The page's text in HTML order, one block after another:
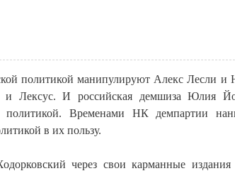
политикой манипулируют Алекс Лесли и
и Лексус. И российская демшиза Юлия
Временами НК демпартии
в их пользу.
через свои карманные